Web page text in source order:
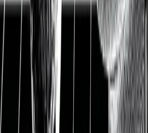
Aktienanalyse
Etsy Aktienanalyse:
Onlineshop-Konzept,
Kreativität,
und Inspiration
09.04.2021